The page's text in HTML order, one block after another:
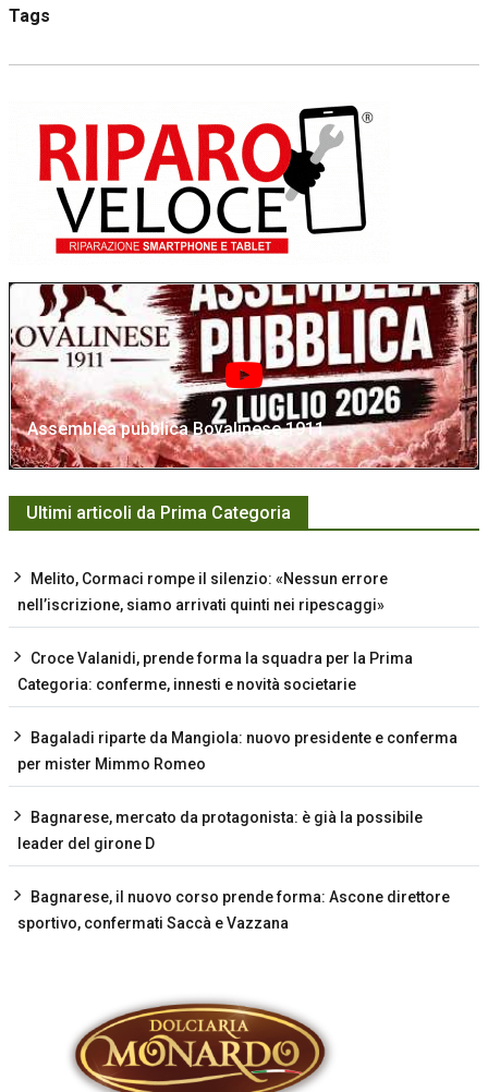
Tags
Assemblea pubblica Bovalinese 1911
Ultimi articoli da Prima Categoria
Melito, Cormaci rompe il silenzio: «Nessun errore
nell’iscrizione, siamo arrivati quinti nei ripescaggi»
Croce Valanidi, prende forma la squadra per la Prima
Categoria: conferme, innesti e novità societarie
Bagaladi riparte da Mangiola: nuovo presidente e conferma
per mister Mimmo Romeo
Bagnarese, mercato da protagonista: è già la possibile
leader del girone D
Bagnarese, il nuovo corso prende forma: Ascone direttore
sportivo, confermati Saccà e Vazzana